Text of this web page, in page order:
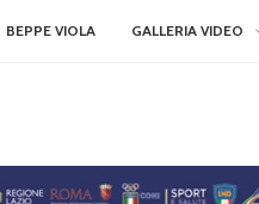
BEPPE VIOLA GALLERIA VIDEO